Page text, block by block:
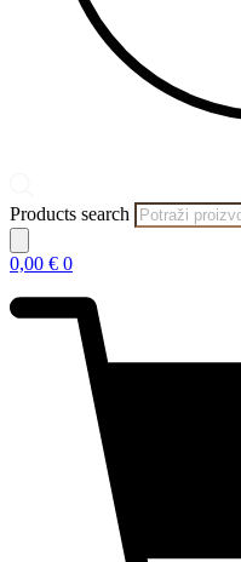
Products search
0,00 € 0